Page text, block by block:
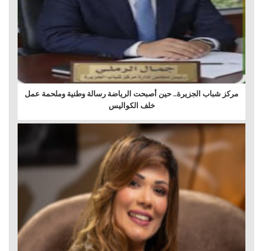
مركز شباب الجزيرة.. حين أصبحت الرياضة رسالة وطنية وملحمة عمل
خلف الكواليس